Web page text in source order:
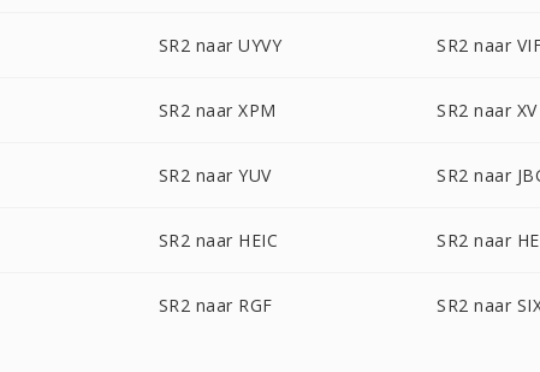
SR2 naar UYVY SR2 naar
SR2 naar XPM SR2 naar XV
SR2 naar YUV SR2 naar
SR2 naar HEIC SR2 naar
SR2 naar RGF SR2 naar